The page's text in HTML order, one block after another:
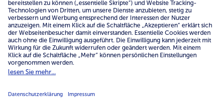
0800 - 000 19 18
Mo.-Fr.: 7-21 Uhr Sa: 8-16 Uhr
Service
Unternehmen
Über uns